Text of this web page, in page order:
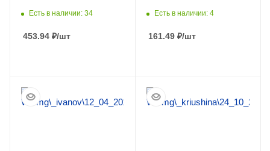
Есть в наличии: 34
453.94 ₽/шт
Есть в наличии: 4
161.49 ₽/шт